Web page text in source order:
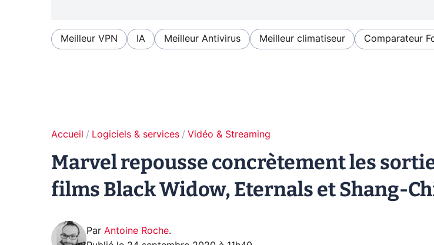
Meilleur VPN IA Meilleur Antivirus Meilleur climatiseur Comparateur
Accueil Logiciels & services Vidéo & Streaming
Marvel repousse concrètement les
films Black Widow, Eternals et Shang-
Par Antoine Roche.